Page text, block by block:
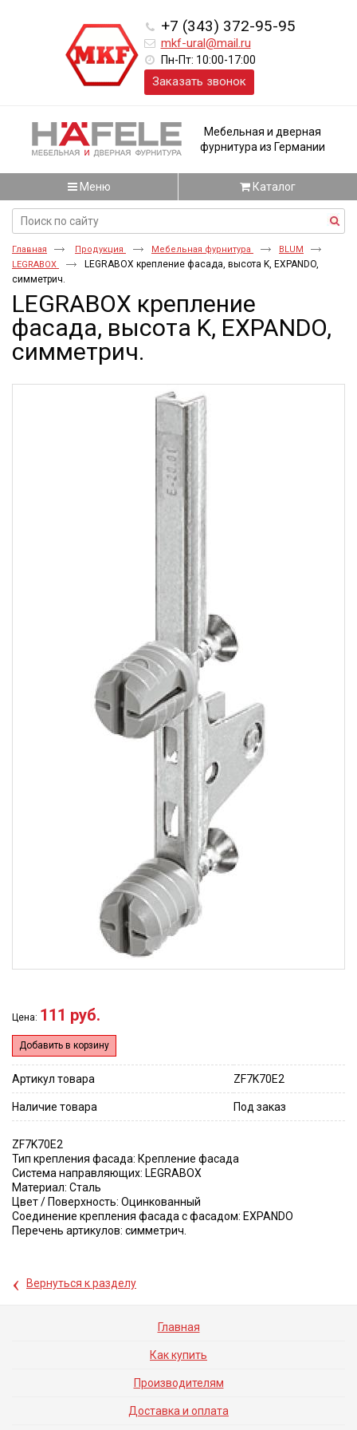
+7 (343) 372-95-95
mkf-ural@mail.ru
Пн-Пт: 10:00-17:00
Заказать звонок
Мебельная и дверная
фурнитура из Германии
Меню Каталог
Главная Продукция Мебельная фурнитура
BLUM
LEGRABOX
LEGRABOX крепление фасада, высота K, EXPANDO,
симметрич.
LEGRABOX крепление
фасада, высота K, EXPANDO,
симметрич.
Цена: 111 руб.
Добавить в корзину
Артикул товара ZF7K70E2
Наличие товара Под заказ
ZF7K70E2
Тип крепления фасада: Крепление фасада
Система направляющих: LEGRABOX
Материал: Сталь
Цвет / Поверхность: Оцинкованный
Соединение крепления фасада с фасадом: EXPANDO
Перечень артикулов: симметрич.
‹ Вернуться к разделу
Главная
Как купить
Производителям
Доставка и оплата